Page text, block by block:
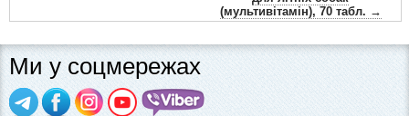
(мультивітамін), 70 табл. →
Ми у соцмережах